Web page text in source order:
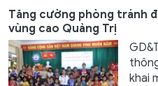
Tăng cường phòng tránh
vùng cao Quảng Trị
khai